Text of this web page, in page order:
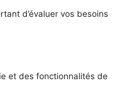
d’évaluer vos besoins
et des fonctionnalités de